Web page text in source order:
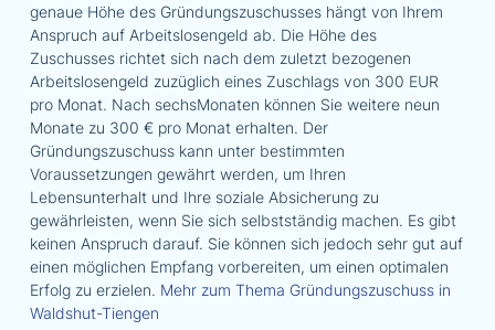
genaue Höhe des Gründungszuschusses hängt von Ihrem
Anspruch auf Arbeitslosengeld ab. Die Höhe des
Zuschusses richtet sich nach dem zuletzt bezogenen
Arbeitslosengeld zuzüglich eines Zuschlags von 300 EUR
pro Monat. Nach sechsMonaten können Sie weitere neun
Monate zu 300 € pro Monat erhalten. Der
Gründungszuschuss kann unter bestimmten
Voraussetzungen gewährt werden, um Ihren
Lebensunterhalt und Ihre soziale Absicherung zu
gewährleisten, wenn Sie sich selbstständig machen. Es gibt
keinen Anspruch darauf. Sie können sich jedoch sehr gut auf
einen möglichen Empfang vorbereiten, um einen optimalen
Erfolg zu erzielen. Mehr zum Thema Gründungszuschuss in
Waldshut-Tiengen